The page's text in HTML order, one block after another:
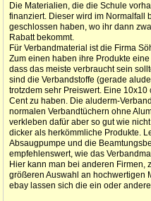
Die Materialien, die die Schule
finanziert. Dieser wird im Normalfall
geschlossen haben, wo ihr dann
Rabatt bekommt.
Für Verbandmaterial ist die Firma
Zum einen haben ihre Produkte
dass das meiste verbraucht sein
sind die Verbandstoffe (gerade
trotzdem sehr Preiswert. Eine
Cent zu haben. Die aluderm-
normalen Verbandtüchern ohne
verkleben dafür aber so gut wie
dicker als herkömmliche Produkte.
Absaugpumpe und die
empfehlenswert, wie das
Hier kann man bei anderen Firmen,
größeren Auswahl an hochwertigen
ebay lassen sich die ein oder